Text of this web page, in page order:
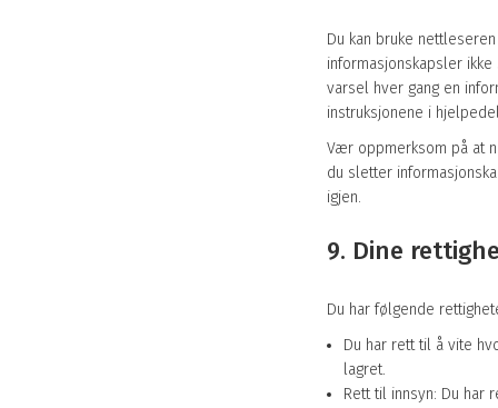
Du kan bruke
informasjonskapsler
varsel hver gang en
instruksjonene i
Vær oppmerksom på at
du sletter
igjen.
9. Dine
Du har følgende
Du har rett til å vite
lagret.
Rett til innsyn: Du har